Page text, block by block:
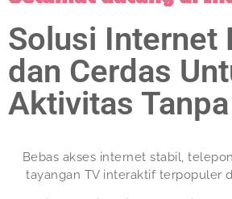
Solusi Internet
dan Cerdas
Aktivitas
Bebas akses internet stabil,
tayangan TV interaktif terpopuler